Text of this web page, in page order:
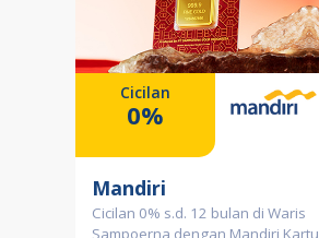
Cicilan
0%
Mandiri
Cicilan 0% s.d. 12 bulan di Waris
Sampoerna dengan Mandiri Kartu